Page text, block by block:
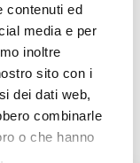
contenuti ed
media e per
inoltre
sito con i
dei dati web,
combinarle
o che hanno